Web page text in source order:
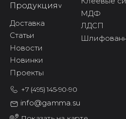
Продукция^
Доставка
Статьи
Новости
Новинки
Проекты
МДФ
ЛДСП
+7 (495) 145-90-90
info@gamma.su